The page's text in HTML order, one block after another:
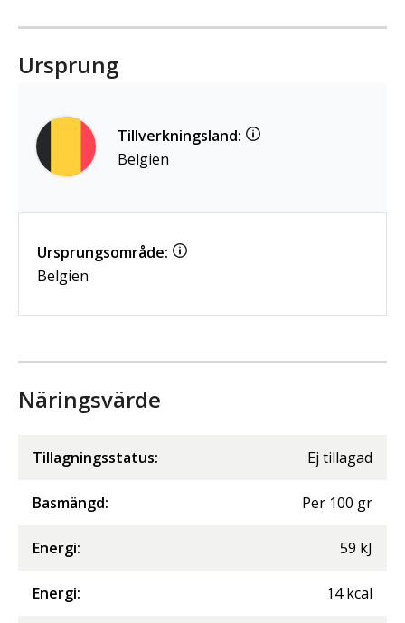
Ursprung
Tillverkningsland:
Belgien
Ursprungsområde:
Belgien
Näringsvärde
Tillagningsstatus: Ej tillagad
Basmängd: Per 100 gr
Energi: 59 kJ
Energi: 14 kcal